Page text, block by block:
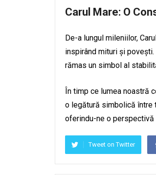
Carul Mare: O
De-a lungul mileniilor,
inspirând mituri și
rămas un simbol al
În timp ce lumea noastră
o legătură simbolică între
oferindu-ne o perspectivă
Tweet on Twitter